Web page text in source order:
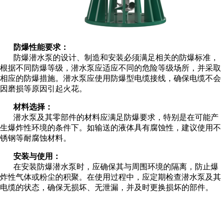
防爆性能要求：
防爆潜水泵的设计、制造和安装必须满足相关的防爆标准，
根据不同防爆等级，潜水泵应适应不同的危险等级场所，并采取
相应的防爆措施。潜水泵应使用防爆型电缆接线，确保电缆不会
因磨损等原因引起火花。
材料选择：
潜水泵及其零部件的材料应满足防爆要求，特别是在可能产
生爆炸性环境的条件下。如输送的液体具有腐蚀性，建议使用不
锈钢等耐腐蚀材料。
安装与使用：
在安装防爆潜水泵时，应确保其与周围环境的隔离，防止爆
炸性气体或粉尘的积聚。在使用过程中，应定期检查潜水泵及其
电缆的状态，确保无损坏、无泄漏，并及时更换损坏的部件。